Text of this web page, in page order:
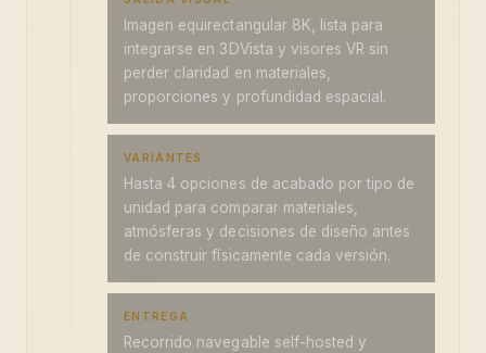
Imagen equirectangular 8K, lista para
integrarse en 3DVista y visores VR sin
perder claridad en materiales,
proporciones y profundidad espacial.
VARIANTES
Hasta 4 opciones de acabado por tipo de
unidad para comparar materiales,
atmósferas y decisiones de diseño antes
de construir físicamente cada versión.
ENTREGA
Recorrido navegable self-hosted y